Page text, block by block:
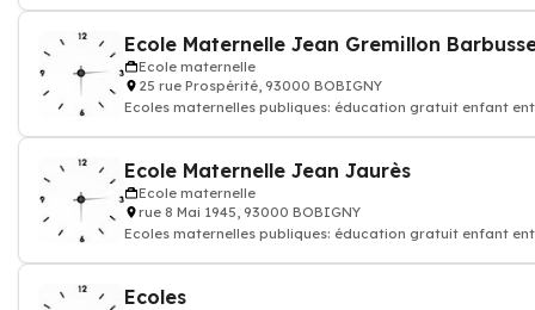
Ecole Maternelle Jean Gremillon
Ecole maternelle
25 rue Prospérité, 93000 BOBIGNY
Ecoles maternelles publiques: éducation gratuit enfant
Ecole Maternelle Jean Jaurès
Ecole maternelle
rue 8 Mai 1945, 93000 BOBIGNY
Ecoles maternelles publiques: éducation gratuit enfant
Ecoles